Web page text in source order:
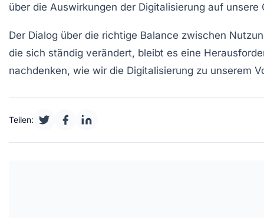
über die Auswirkungen der Digitalisierung auf unsere
Der Dialog über die richtige Balance zwischen
die sich ständig verändert, bleibt es eine
nachdenken, wie wir die Digitalisierung zu unserem
Teilen: